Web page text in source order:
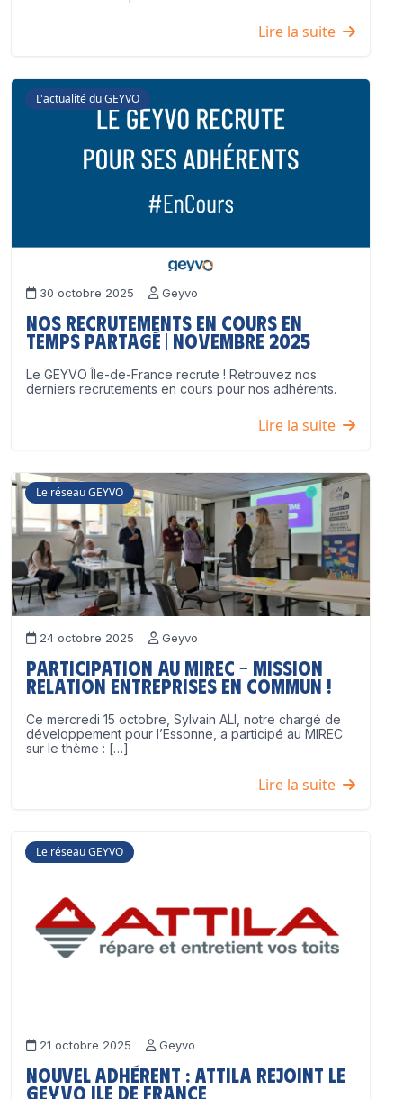
Lire la suite
L'actualité du GEYVO
30 octobre 2025 Geyvo
Nos recrutements en cours en
temps partagé | Novembre 2025
Le GEYVO Île-de-France recrute ! Retrouvez nos
derniers recrutements en cours pour nos adhérents.
Lire la suite
Le réseau GEYVO
24 octobre 2025 Geyvo
Participation au MIREC – Mission
Relation Entreprises en Commun !
Ce mercredi 15 octobre, Sylvain ALI, notre chargé de
développement pour l’Essonne, a participé au MIREC
sur le thème : […]
Lire la suite
Le réseau GEYVO
21 octobre 2025 Geyvo
Nouvel adhérent : ATTILA rejoint le
GEYVO Ile de France